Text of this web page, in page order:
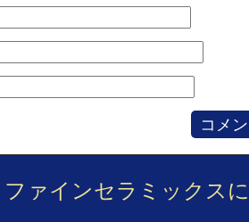
ファインセラミックス